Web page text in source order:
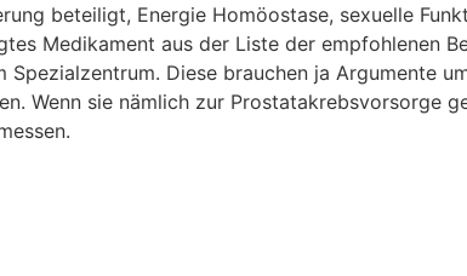
beteiligt, Energie Homöostase, sexuelle
Medikament aus der Liste der empfohlenen
Diese brauchen ja Argumente
Wenn sie nämlich zur Prostatakrebsvorsorge